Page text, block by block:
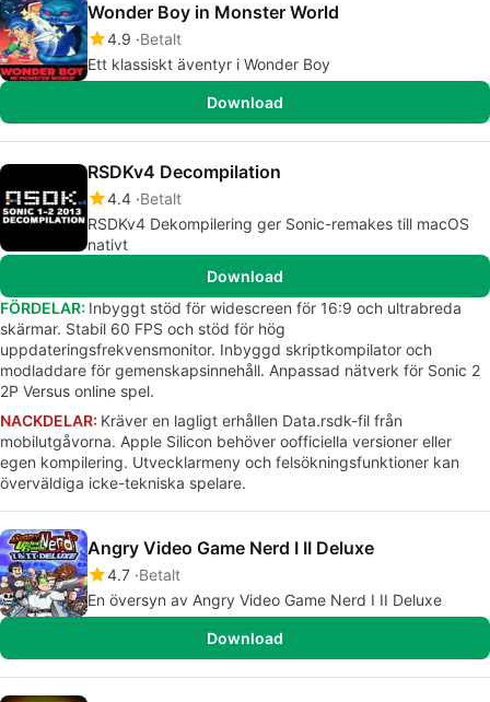
Wonder Boy in Monster World
4.9 Betalt
Ett klassiskt äventyr i Wonder Boy
Download
RSDKv4 Decompilation
4.4 Betalt
RSDKv4 Dekompilering ger Sonic-remakes till macOS
nativt
Download
FÖRDELAR: Inbyggt stöd för widescreen för 16:9 och ultrabreda
skärmar. Stabil 60 FPS och stöd för hög
uppdateringsfrekvensmonitor. Inbyggd skriptkompilator och
modladdare för gemenskapsinnehåll. Anpassad nätverk för Sonic 2
2P Versus online spel.
NACKDELAR: Kräver en lagligt erhållen Data.rsdk-fil från
mobilutgåvorna. Apple Silicon behöver oofficiella versioner eller
egen kompilering. Utvecklarmeny och felsökningsfunktioner kan
överväldiga icke-tekniska spelare.
Angry Video Game Nerd I II Deluxe
4.7 Betalt
En översyn av Angry Video Game Nerd I II Deluxe
Download